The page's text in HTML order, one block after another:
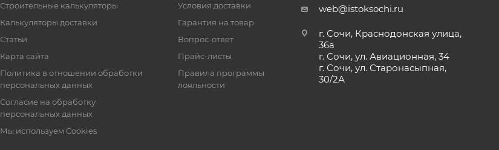
Строительные калькуляторы
Калькуляторы доставки
Статьи
Карта сайта
Политика в отношении обработки
персональных данных
Согласие на обработку
персональных данных
Мы используем Cookies
Условия доставки
Гарантия на товар
Вопрос-ответ
Прайс-листы
Правила программы
лояльности
web@istoksochi.ru
г. Сочи, Краснодонская улица,
36а
г. Сочи, ул. Авиационная, 34
г. Сочи, ул. Старонасыпная,
30/2А